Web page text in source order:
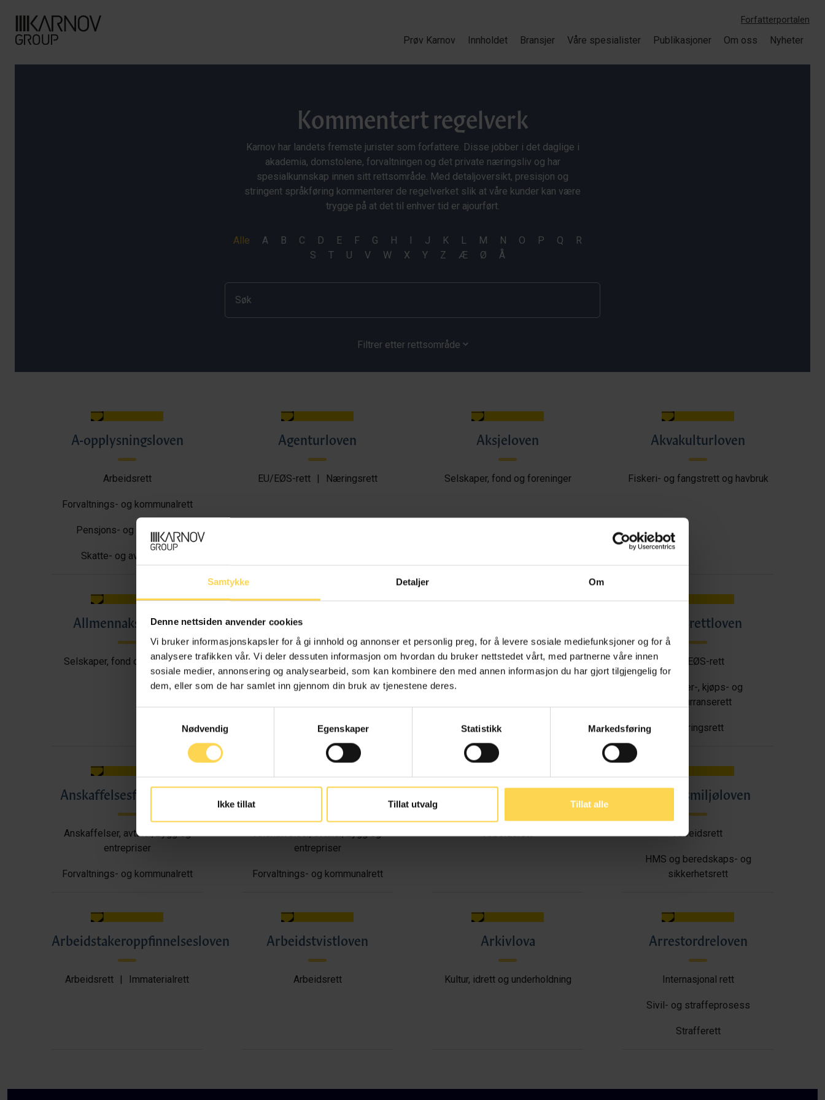
Samtykke Detaljer Om
Denne nettsiden anvender cookies
Vi bruker informasjonskapsler for å gi innhold og annonser et personlig preg, for å levere sosiale mediefunksjoner og for å
analysere trafikken vår. Vi deler dessuten informasjon om hvordan du bruker nettstedet vårt, med partnerne våre innen
sosiale medier, annonsering og analysearbeid, som kan kombinere den med annen informasjon du har gjort tilgjengelig for
dem, eller som de har samlet inn gjennom din bruk av tjenestene deres.
Nødvendig
Egenskaper Statistikk Markedsføring
Ikke tillat Tillat utvalg Tillat alle
Forfatterportalen
Prøv Karnov Innholdet Bransjer Våre spesialister Publikasjoner Om oss Nyheter
Kommentert regelverk
Karnov har landets fremste jurister som forfattere. Disse jobber i det daglige i
akademia, domstolene, forvaltningen og det private næringsliv og har
spesialkunnskap innen sitt rettsområde. Med detaljoversikt, presisjon og
stringent språkføring kommenterer de regelverket slik at våre kunder kan være
trygge på at det til enhver tid er ajourført.
Filtrer etter rettsområde
A-opplysningsloven
Arbeidsrett
Forvaltnings- og kommunalrett
Pensjons- og trygderett
Skatte- og avgiftsrett
Agenturloven
EU/EØS-rett | Næringsrett
Aksjeloven
Selskaper, fond og foreninger
Akvakulturloven
Fiskeri- og fangstrett og havbruk
Allmennaksjeloven
Selskaper, fond og foreninger
Allmenngjøringsloven
Arbeidsrett
behandlingsloven
Helse- og omsorgsrett
Angrerettloven
EU/EØS-rett
Forbruker-, kjøps- og
konkurranserett
Næringsrett
Anskaffelsesforskriften
Anskaffelser, avtaler, bygg og
entrepriser
Forvaltnings- og kommunalrett
Anskaffelsesloven
Anskaffelser, avtaler, bygg og
entrepriser
Forvaltnings- og kommunalrett
Arbeidsmarkedsloven
Arbeidsrett
Arbeidsmiljøloven
Arbeidsrett
HMS og beredskaps- og
sikkerhetsrett
Arbeidstakeroppfinnelsesloven
Arbeidsrett | Immaterialrett
Arbeidstvistloven
Arbeidsrett
Arkivlova
Kultur, idrett og underholdning
Arrestordreloven
Internasjonal rett
Sivil- og straffeprosess
Strafferett